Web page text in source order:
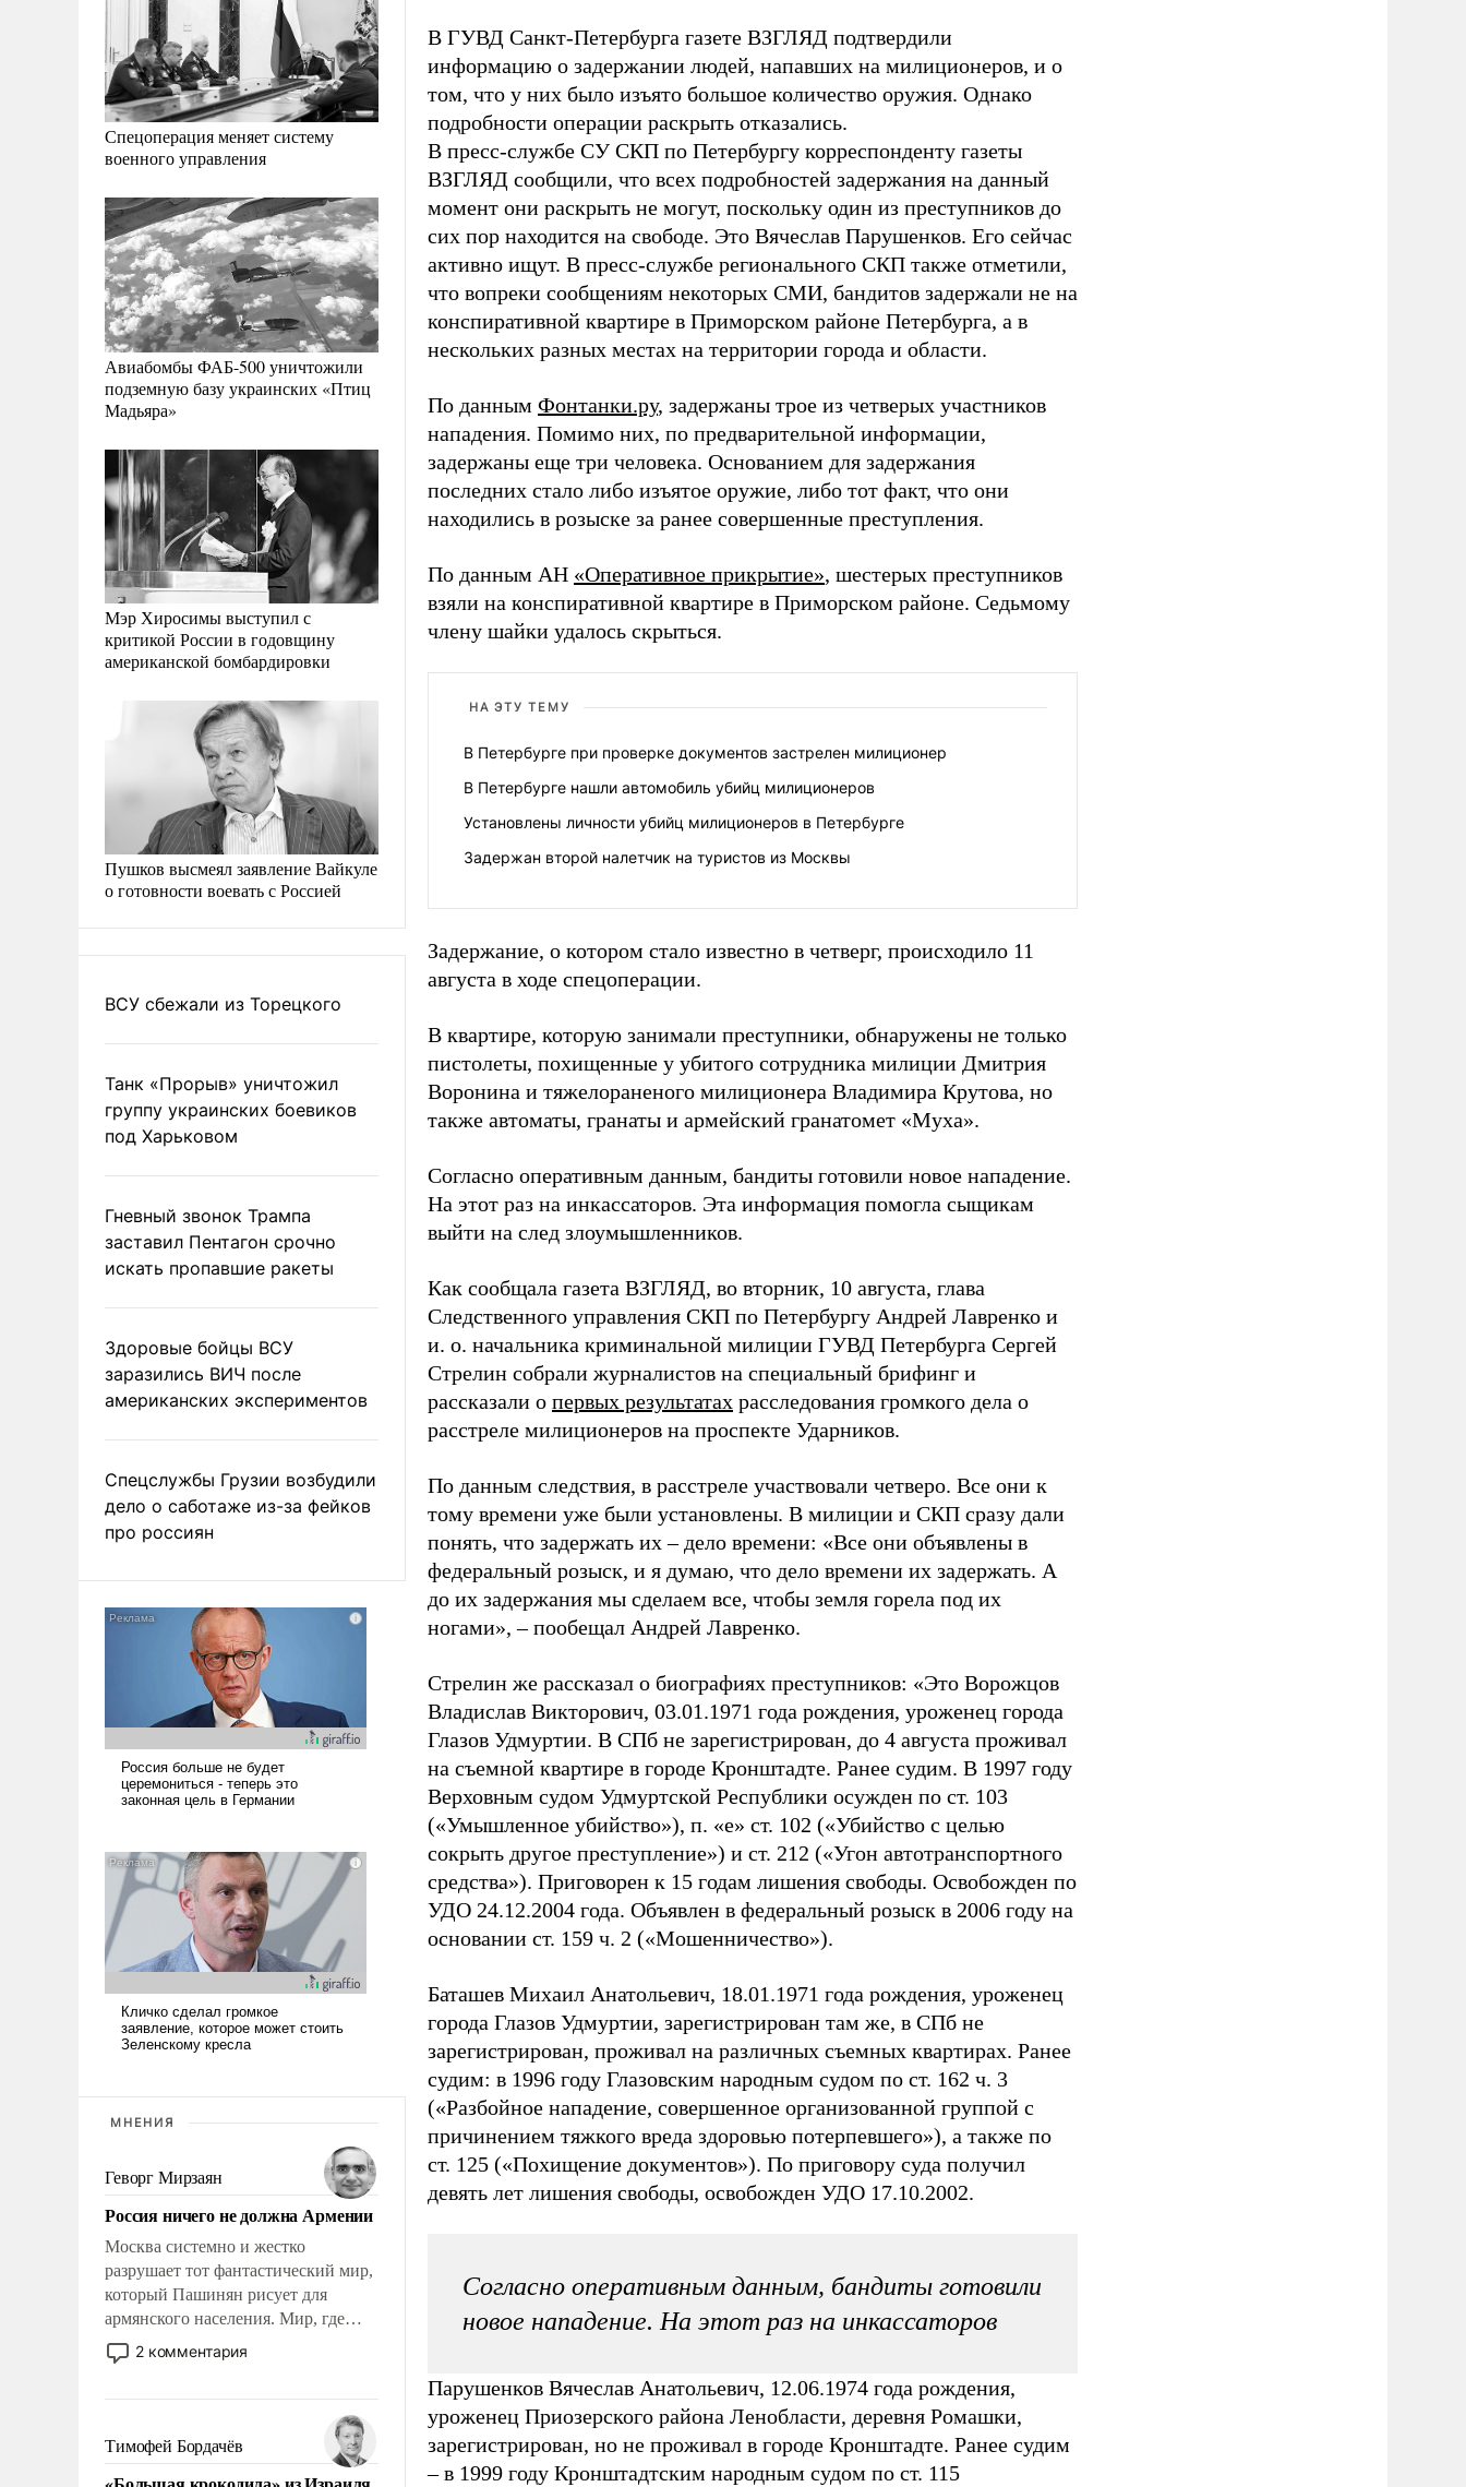
Спецоперация меняет систему
военного управления
Авиабомбы ФАБ-500 уничтожили
подземную базу украинских «Птиц
Мадьяра»
Мэр Хиросимы выступил с
критикой России в годовщину
американской бомбардировки
Пушков высмеял заявление Вайкуле
о готовности воевать с Россией
ВСУ сбежали из Торецкого
Танк «Прорыв» уничтожил
группу украинских боевиков
под Харьковом
Гневный звонок Трампа
заставил Пентагон срочно
искать пропавшие ракеты
Здоровые бойцы ВСУ
заразились ВИЧ после
американских экспериментов
Спецслужбы Грузии возбудили
дело о саботаже из-за фейков
про россиян
МНЕНИЯ
Геворг Мирзаян
Россия ничего не должна Армении
Москва системно и жестко
разрушает тот фантастический мир,
который Пашинян рисует для
армянского населения. Мир, где
этому населению все должны
просто по определению, где его
беспрекословно оплачиваться за
счет российских
налогоплательщиков, и где за свои
2 комментария
Тимофей Бордачёв
В ГУВД Санкт-Петербурга газете ВЗГЛЯД подтвердили
информацию о задержании людей, напавших на милиционеров, и о
том, что у них было изъято большое количество оружия. Однако
подробности операции раскрыть отказались.
В пресс-службе СУ СКП по Петербургу корреспонденту газеты
ВЗГЛЯД сообщили, что всех подробностей задержания на данный
момент они раскрыть не могут, поскольку один из преступников до
сих пор находится на свободе. Это Вячеслав Парушенков. Его сейчас
активно ищут. В пресс-службе регионального СКП также отметили,
что вопреки сообщениям некоторых СМИ, бандитов задержали не на
конспиративной квартире в Приморском районе Петербурга, а в
нескольких разных местах на территории города и области.
По данным Фонтанки.ру, задержаны трое из четверых участников
нападения. Помимо них, по предварительной информации,
задержаны еще три человека. Основанием для задержания
последних стало либо изъятое оружие, либо тот факт, что они
находились в розыске за ранее совершенные преступления.
По данным АН «Оперативное прикрытие», шестерых преступников
взяли на конспиративной квартире в Приморском районе. Седьмому
члену шайки удалось скрыться.
НА ЭТУ ТЕМУ
В Петербурге при проверке документов застрелен милиционер
В Петербурге нашли автомобиль убийц милиционеров
Установлены личности убийц милиционеров в Петербурге
Задержан второй налетчик на туристов из Москвы
Задержание, о котором стало известно в четверг, происходило 11
августа в ходе спецоперации.
В квартире, которую занимали преступники, обнаружены не только
пистолеты, похищенные у убитого сотрудника милиции Дмитрия
Воронина и тяжелораненого милиционера Владимира Крутова, но
также автоматы, гранаты и армейский гранатомет «Муха».
Согласно оперативным данным, бандиты готовили новое нападение.
На этот раз на инкассаторов. Эта информация помогла сыщикам
выйти на след злоумышленников.
Как сообщала газета ВЗГЛЯД, во вторник, 10 августа, глава
Следственного управления СКП по Петербургу Андрей Лавренко и
и. о. начальника криминальной милиции ГУВД Петербурга Сергей
Стрелин собрали журналистов на специальный брифинг и
рассказали о первых результатах расследования громкого дела о
расстреле милиционеров на проспекте Ударников.
По данным следствия, в расстреле участвовали четверо. Все они к
тому времени уже были установлены. В милиции и СКП сразу дали
понять, что задержать их – дело времени: «Все они объявлены в
федеральный розыск, и я думаю, что дело времени их задержать. А
до их задержания мы сделаем все, чтобы земля горела под их
ногами»,–пообещал Андрей Лавренко.
Стрелин же рассказал о биографиях преступников: «Это Ворожцов
Владислав Викторович, 03.01.1971 года рождения, уроженец города
Глазов Удмуртии. В СПб не зарегистрирован, до 4 августа проживал
на съемной квартире в городе Кронштадте. Ранее судим. В 1997 году
Верховным судом Удмуртской Республики осужден по ст. 103
(«Умышленное убийство»), п. «е» ст. 102 («Убийство с целью
сокрыть другое преступление») и ст. 212 («Угон автотранспортного
средства»). Приговорен к 15 годам лишения свободы. Освобожден по
УДО 24.12.2004 года. Объявлен в федеральный розыск в 2006 году на
основании ст. 159 ч. 2 («Мошенничество»).
Баташев Михаил Анатольевич, 18.01.1971 года рождения, уроженец
города Глазов Удмуртии, зарегистрирован там же, в СПб не
зарегистрирован, проживал на различных съемных квартирах. Ранее
судим: в 1996 году Глазовским народным судом по ст. 162 ч. 3
(«Разбойное нападение, совершенное организованной группой с
причинением тяжкого вреда здоровью потерпевшего»), а также по
ст. 125 («Похищение документов»). По приговору суда получил
девять лет лишения свободы, освобожден УДО 17.10.2002.
Согласно оперативным данным, бандиты готовили
новое нападение. На этот раз на инкассаторов
Парушенков Вячеслав Анатольевич, 12.06.1974 года рождения,
уроженец Приозерского района Ленобласти, деревня Ромашки,
зарегистрирован, но не проживал в городе Кронштадте. Ранее судим
–в 1999 году Кронштадтским народным судом по ст. 115